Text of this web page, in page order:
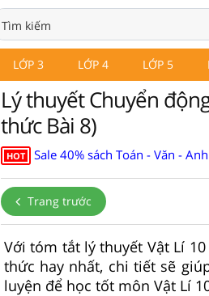
LỚP 3 LỚP 4 LỚP 5
Lý thuyết Chuyển
thức Bài 8)
HOT Sale 40% sách Toán - Văn -
Trang trước
Với tóm tắt lý thuyết Vật Lí
thức hay nhất, chi tiết sẽ
luyện để học tốt môn Vật Lí